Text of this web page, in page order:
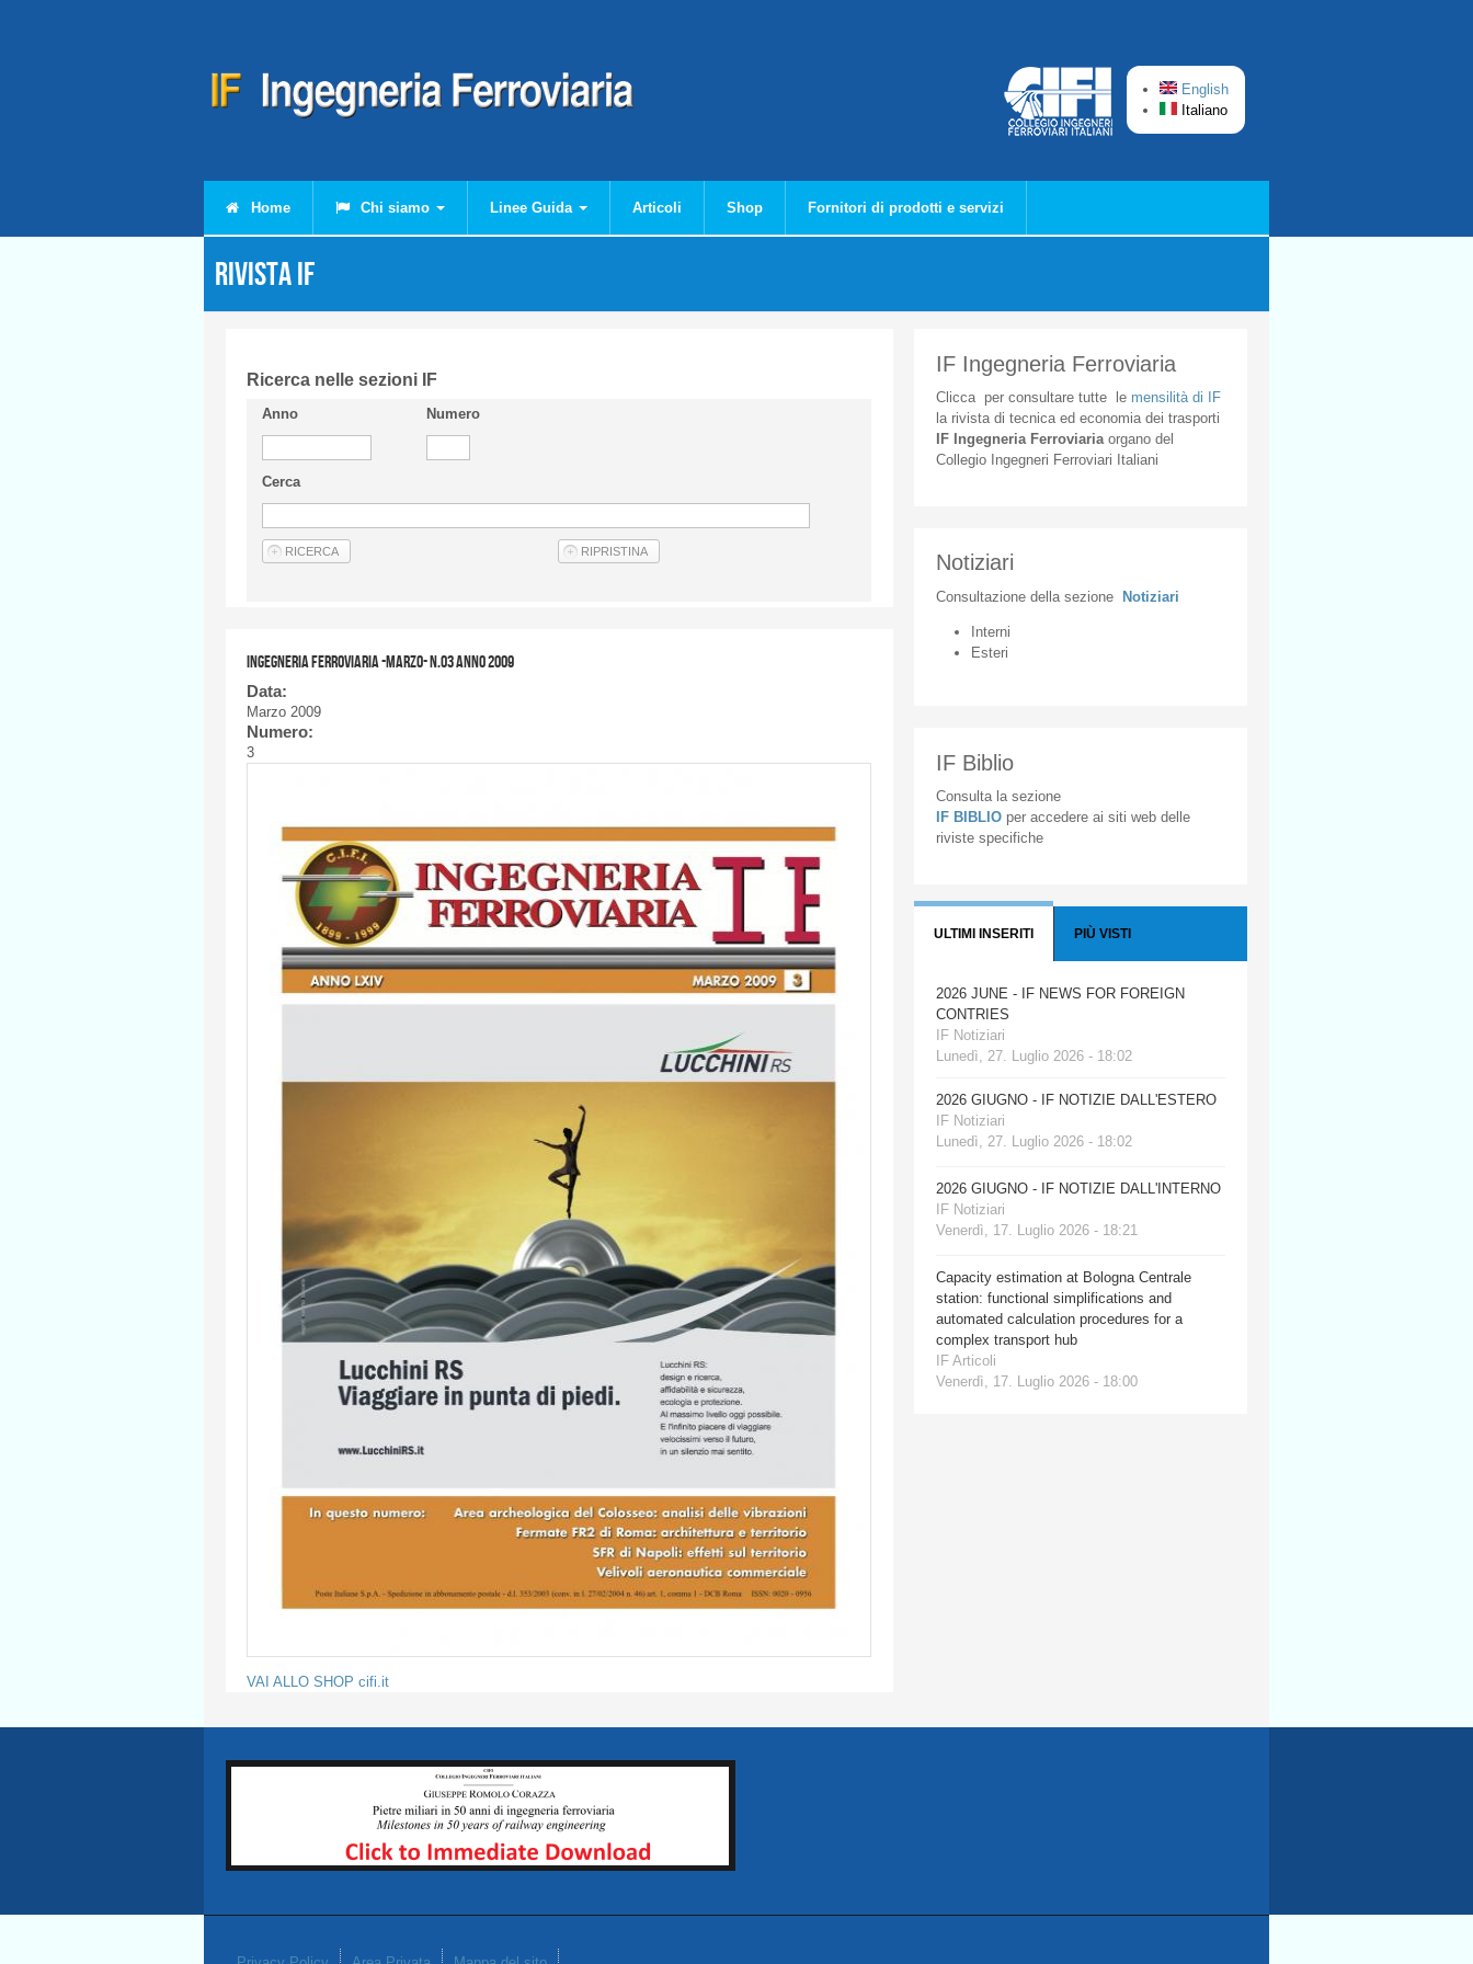
English
Italiano
Home Chi siamo Linee Guida Articoli Shop Fornitori di prodotti e servizi
Rivista IF
Ricerca nelle sezioni IF
Anno Numero
Cerca
Ingegneria Ferroviaria -MARZO- n.03 anno 2009
Data:
Marzo 2009
Numero:
3
VAI ALLO SHOP cifi.it
IF Ingegneria Ferroviaria
Cliccaper consultare tuttele mensilità di IF
la rivista di tecnica ed economia dei trasporti
IF Ingegneria Ferroviaria organodel
Collegio
Ingegneri Ferroviari Italiani
Notiziari
Consultazione della sezione Notiziari
Interni
Esteri
IF Biblio
Consulta la sezione
IF BIBLIO per accedere ai siti web delle
riviste specifiche
ULTIMI INSERITI PIÙ VISTI
2026 JUNE - IF NEWS FOR FOREIGN
CONTRIES
IF Notiziari
Lunedì, 27. Luglio 2026 - 18:02
2026 GIUGNO - IF NOTIZIE DALL'ESTERO
IF Notiziari
Lunedì, 27. Luglio 2026 - 18:02
2026 GIUGNO - IF NOTIZIE DALL'INTERNO
IF Notiziari
Venerdì, 17. Luglio 2026 - 18:21
Capacity estimation at Bologna Centrale
station: functional simplifications and
automated calculation procedures for a
complex transport hub
IF Articoli
Venerdì, 17. Luglio 2026 - 18:00